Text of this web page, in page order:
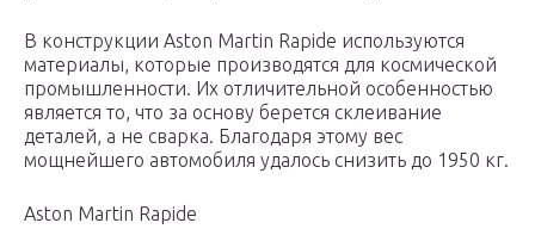
В конструкции Aston Martin Rapide используются
материалы, которые производятся для космической
промышленности. Их отличительной особенностью
является то, что за основу берется склеивание
деталей, а не сварка. Благодаря этому вес
мощнейшего автомобиля удалось снизить до 1950 кг.
Aston Martin Rapide